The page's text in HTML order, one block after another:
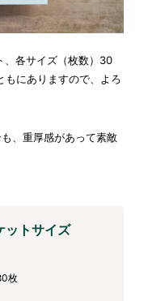
、各サイズ（枚数）30
にありますので、よろ
、重厚感があって素敵
ットサイズ
枚